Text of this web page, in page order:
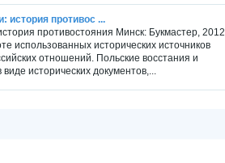
история противос ...
противостояния Минск: Букмастер, 2012.
использованных исторических источников
отношений. Польские восстания и
исторических документов,...